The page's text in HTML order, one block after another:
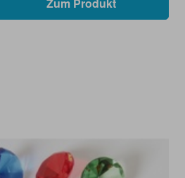
Zum Produkt